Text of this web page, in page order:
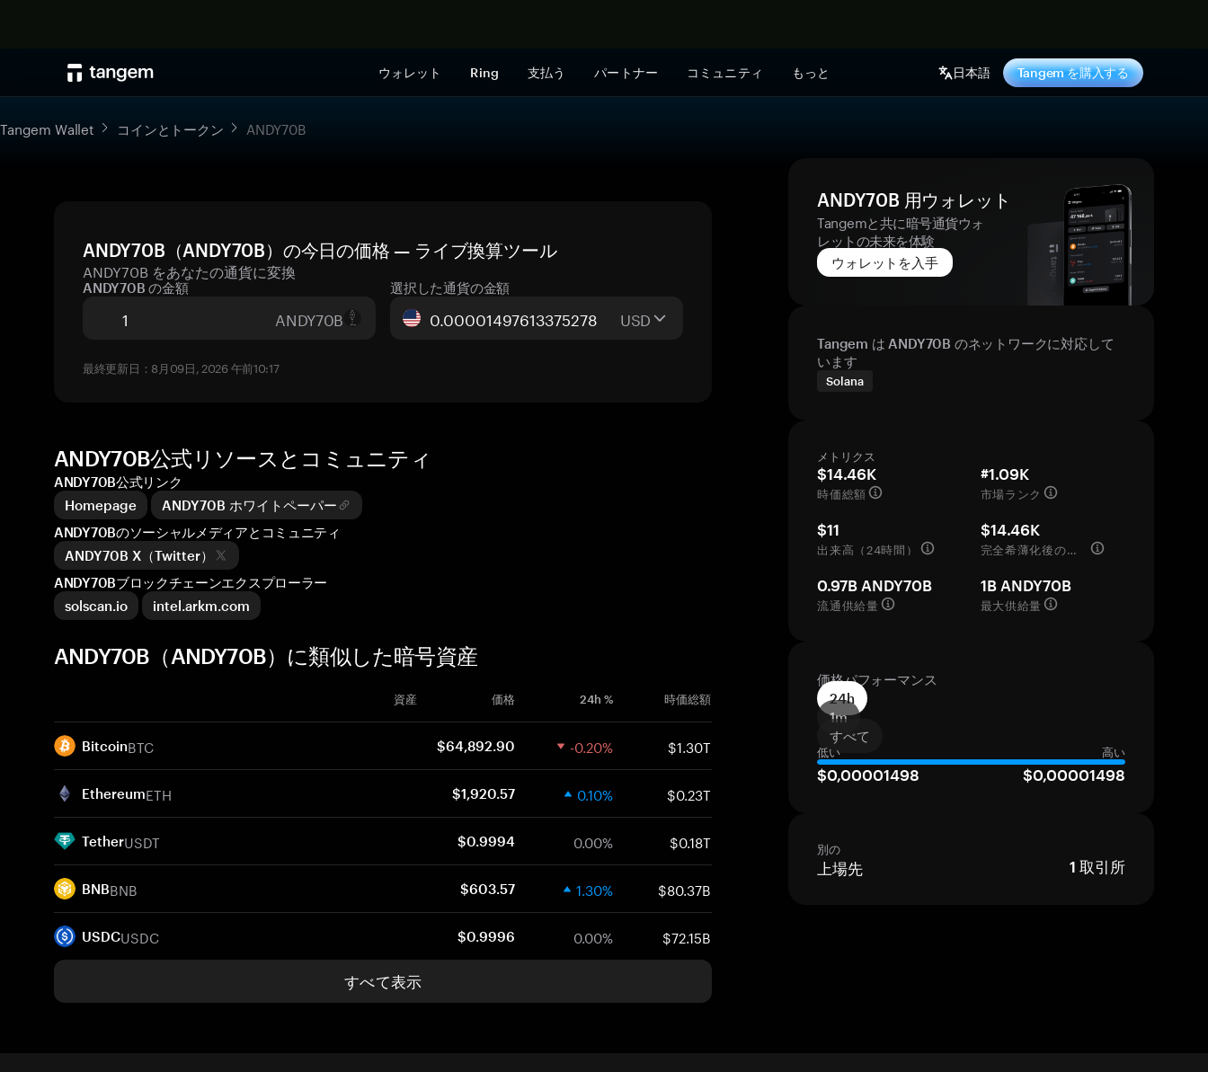
ウォレット Ring 支払う パートナー コミュニティ もっと 日本語 Tangem を購入する
Tangem Wallet コインとトークン ANDY70B
ANDY70B（ANDY70B）の今日の価格 — ライブ換算ツール
ANDY70B をあなたの通貨に変換
ANDY70B の金額
ANDY70B
選択した通貨の金額
USD
最終更新日：8月09日, 2026 午前10:17
ANDY70B 用ウォレット
Tangemと共に暗号通貨ウォ
レットの未来を体験
ウォレットを入手
Tangem は ANDY70B のネットワークに対応して
います
Solana
メトリクス
$14.46K
時価総額
#1.09K
市場ランク
$11
出来高（24時間）
$14.46K
完全希薄化後の評価額
0.97B ANDY70B
流通供給量
1B ANDY70B
最大供給量
価格パフォーマンス
24h
1m
すべて
低い 高い
$0,00001498 $0,00001498
別の
上場先 1 取引所
ANDY70B公式リソースとコミュニティ
ANDY70B公式リンク
Homepage
ANDY70B ホワイトペーパー
ANDY70Bのソーシャルメディアとコミュニティ
ANDY70B X（Twitter）
ANDY70Bブロックチェーンエクスプローラー
solscan.io
intel.arkm.com
ANDY70B（ANDY70B）に類似した暗号資産
資産 価格 24h % 時価総額
BitcoinBTC $64,892.90 -0.20% $1.30T
EthereumETH $1,920.57 0.10% $0.23T
TetherUSDT $0.9994 0.00% $0.18T
BNBBNB $603.57 1.30% $80.37B
USDCUSDC $0.9996 0.00% $72.15B
すべて表示